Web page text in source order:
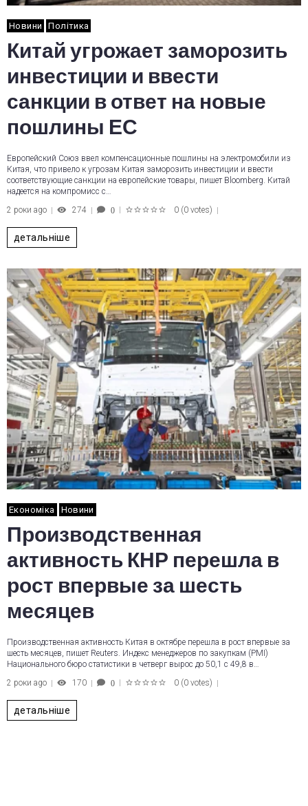
Новини Політика
Китай угрожает заморозить
инвестиции и ввести
санкции в ответ на новые
пошлины ЕС
Европейский Союз ввел компенсационные пошлины на электромобили из
Китая, что привело к угрозам Китая заморозить инвестиции и ввести
соответствующие санкции на европейские товары, пишет Bloomberg. Китай
надеется на компромисс с…
2 роки ago
274 0 0 (0 votes)
детальніше
Економіка Новини
Производственная
активность КНР перешла в
рост впервые за шесть
месяцев
Производственная активность Китая в октябре перешла в рост впервые за
шесть месяцев, пишет Reuters. Индекс менеджеров по закупкам (PMI)
Национального бюро статистики в четверг вырос до 50,1 с 49,8 в…
2 роки ago
170 0 0 (0 votes)
детальніше